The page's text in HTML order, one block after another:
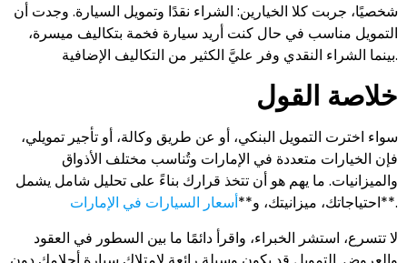
شخصيًا، جربت كلا الخيارين: الشراء نقدًا وتمويل السيارة. وجدت أن
التمويل مناسب في حال كنت أريد سيارة فخمة بتكاليف ميسرة،
بينما الشراء النقدي وفر عليَّ الكثير من التكاليف الإضافية.
خلاصة القول
سواء اخترت التمويل البنكي، أو عن طريق وكالة، أو تأجير تمويلي،
فإن الخيارات متعددة في الإمارات وتُناسب مختلف الأذواق
والميزانيات. ما يهم هو أن تتخذ قرارك بناءً على تحليل شامل يشمل
احتياجاتك، ميزانيتك، و**أسعار السيارات في الإمارات
**.
لا تتسرع، استشر الخبراء، واقرأ دائمًا ما بين السطور في العقود